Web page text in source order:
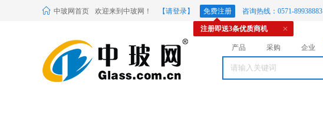
中玻网首页 欢迎来到中玻网！ 【请登录】 免费注册 咨询热线：0571-89938883
注册即送3条优质商机
产品 采购 企业